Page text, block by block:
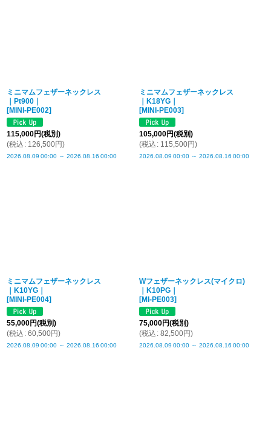
ミニマムフェザーネックレス
｜Pt900｜
[MINI-PE002]
115,000円(税別)
(税込 : 126,500円)
2026.08.09 00:00 ～ 2026.08.16 00:00
ミニマムフェザーネックレス
｜K18YG｜
[MINI-PE003]
105,000円(税別)
(税込 : 115,500円)
2026.08.09 00:00 ～ 2026.08.16 00:00
ミニマムフェザーネックレス
｜K10YG｜
[MINI-PE004]
55,000円(税別)
(税込 : 60,500円)
2026.08.09 00:00 ～ 2026.08.16 00:00
Wフェザーネックレス(マイクロ)
｜K10PG｜
[MI-PE003]
75,000円(税別)
(税込 : 82,500円)
2026.08.09 00:00 ～ 2026.08.16 00:00